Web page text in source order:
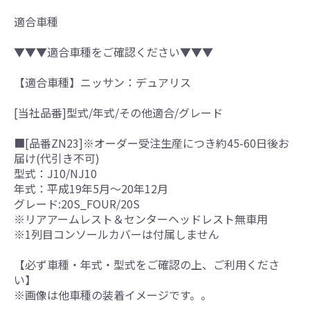
適合車種
▼▼▼適合車種をご確認ください▼▼▼
【適合車種】ニッサン：デュアリス
[当社品番]型式/年式/その他適合/グレード
■[品番ZN23]※オーダー受注生産につき約45-60日後お
届け(代引き不可)
型式：J10/NJ10
年式：平成19年5月～20年12月
グレード:20S_FOUR/20S
※リアアームレスト＆センターヘッドレスト無車用
※1列目コンソールカバーは付属しません
【必ず車種・年式・型式をご確認の上、ご利用くださ
い】
※画像は他車種の装着イメージです。。